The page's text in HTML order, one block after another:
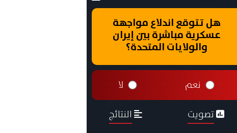
هل تتوقع اندلاع مواجهة
عسكرية مباشرة بين إيران
والولايات المتحدة؟
نعم لا
تصويت النتائج